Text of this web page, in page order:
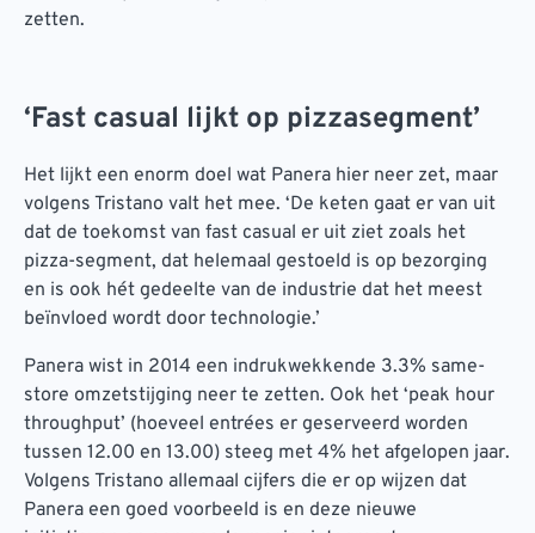
zetten.
‘Fast casual lijkt op pizzasegment’
Het lijkt een enorm doel wat Panera hier neer zet, maar
volgens Tristano valt het mee. ‘De keten gaat er van uit
dat de toekomst van fast casual er uit ziet zoals het
pizza-segment, dat helemaal gestoeld is op bezorging
en is ook hét gedeelte van de industrie dat het meest
beïnvloed wordt door technologie.’
Panera wist in 2014 een indrukwekkende 3.3% same-
store omzetstijging neer te zetten. Ook het ‘peak hour
throughput’ (hoeveel entrées er geserveerd worden
tussen 12.00 en 13.00) steeg met 4% het afgelopen jaar.
Volgens Tristano allemaal cijfers die er op wijzen dat
Panera een goed voorbeeld is en deze nieuwe